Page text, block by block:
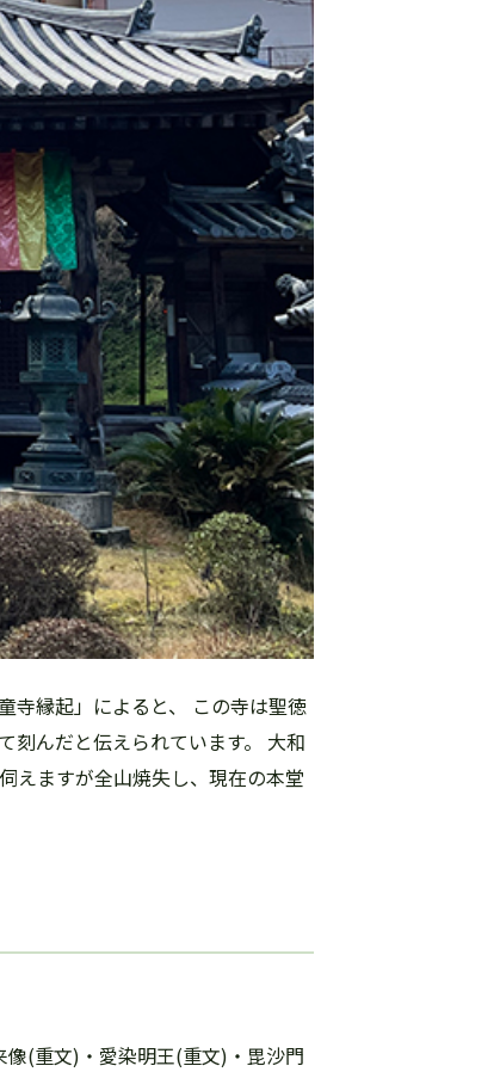
寺縁起」によると、 この寺は聖徳
刻んだと伝えられています。 大和
えますが全山焼失し、現在の本堂
(重文)・愛染明王(重文)・毘沙門